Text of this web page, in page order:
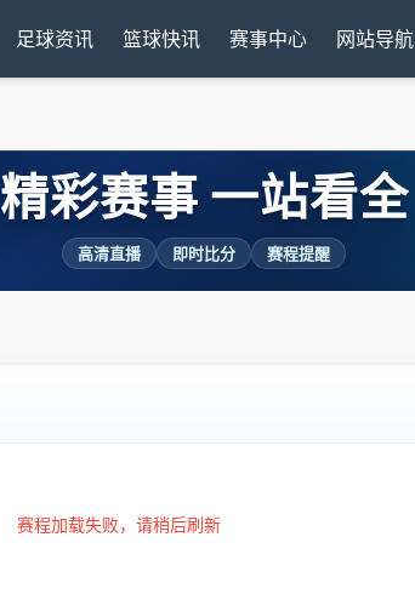
足球资讯 篮球快讯 赛事中心 网站导航
精彩赛事 一站看全
高清直播 即时比分 赛程提醒